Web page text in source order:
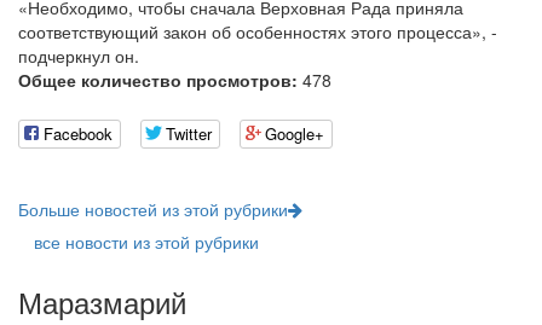
«Необходимо, чтобы сначала Верховная Рада приняла
соответствующий закон об особенностях этого процесса», -
подчеркнул он.
Общее количество просмотров: 478
Facebook Twitter Google+
Больше новостей из этой рубрики
все новости из этой рубрики
Маразмарий